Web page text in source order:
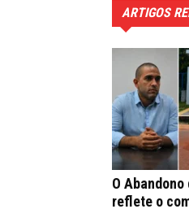
ARTIGOS
O
reflete o